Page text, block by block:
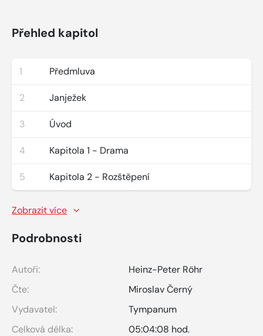
Přehled kapitol
1 Předmluva
2 Janježek
3 Úvod
4 Kapitola 1 - Drama
5 Kapitola 2 - Rozštěpení
Zobrazit více
Podrobnosti
Autoři:
Heinz-Peter Röhr
Čte:
Miroslav Černý
Vydavatel:
Tympanum
Celková délka:
05:04:08 hod.